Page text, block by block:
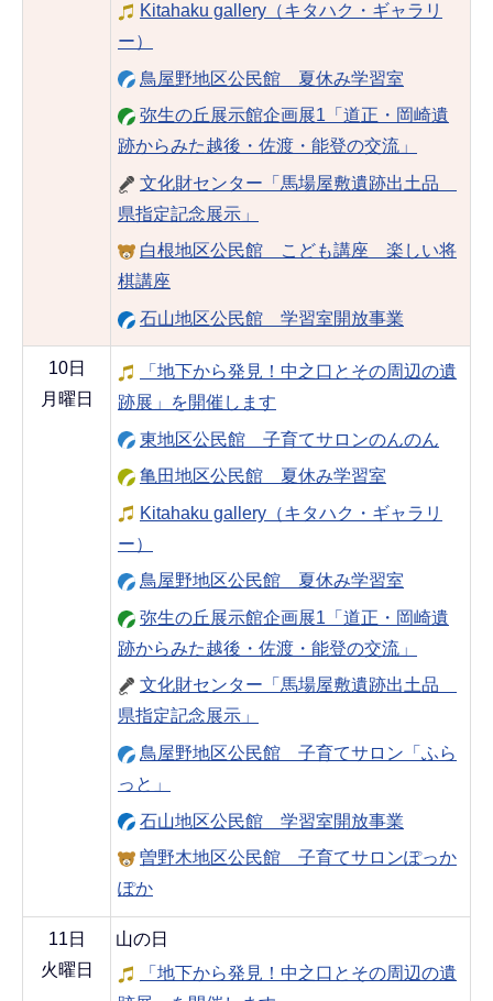
Kitahaku gallery（キタハク・ギャラリ
ー）
鳥屋野地区公民館 夏休み学習室
弥生の丘展示館企画展1「道正・岡崎遺
跡からみた越後・佐渡・能登の交流」
文化財センター「馬場屋敷遺跡出土品
県指定記念展示」
白根地区公民館 こども講座 楽しい将
棋講座
石山地区公民館 学習室開放事業
10日
月曜日
「地下から発見！中之口とその周辺の遺
跡展」を開催します
東地区公民館 子育てサロンのんのん
亀田地区公民館 夏休み学習室
Kitahaku gallery（キタハク・ギャラリ
ー）
鳥屋野地区公民館 夏休み学習室
弥生の丘展示館企画展1「道正・岡崎遺
跡からみた越後・佐渡・能登の交流」
文化財センター「馬場屋敷遺跡出土品
県指定記念展示」
鳥屋野地区公民館 子育てサロン「ふら
っと」
石山地区公民館 学習室開放事業
曽野木地区公民館 子育てサロンぽっか
ぽか
11日
火曜日
山の日
「地下から発見！中之口とその周辺の遺